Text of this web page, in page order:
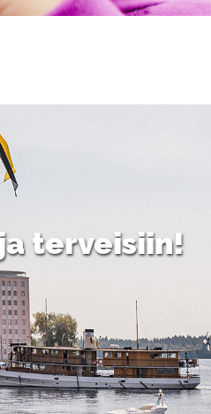
terveisiin!